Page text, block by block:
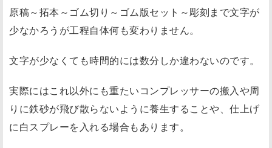
原稿～拓本～ゴム切り～ゴム版セット～彫刻まで文字が
少なかろうが工程自体何も変わりません。
文字が少なくても時間的には数分しか違わないのです。
実際にはこれ以外にも重たいコンプレッサーの搬入や周
りに鉄砂が飛び散らないように養生することや、仕上げ
に白スプレーを入れる場合もあります。